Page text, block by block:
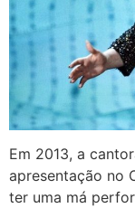
Em 2013, a
apresentação no
ter uma má